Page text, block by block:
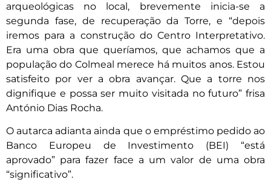
arqueológicas no local, brevemente inicia-se a
segunda fase, de recuperação da Torre, e “depois
iremos para a construção do Centro Interpretativo.
Era uma obra que queríamos, que achamos que a
população do Colmeal merece há muitos anos. Estou
satisfeito por ver a obra avançar. Que a torre nos
dignifique e possa ser muito visitada no futuro” frisa
António Dias Rocha.
O autarca adianta ainda que o empréstimo pedido ao
Banco Europeu de Investimento (BEI) “está
aprovado” para fazer face a um valor de uma obra
“significativo”.